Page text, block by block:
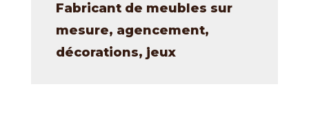
Fabricant de meubles sur
mesure, agencement,
décorations, jeux